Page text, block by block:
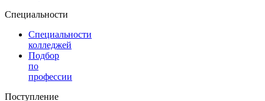
Специальности
Специальности
колледжей
Подбор
по
профессии
Поступление